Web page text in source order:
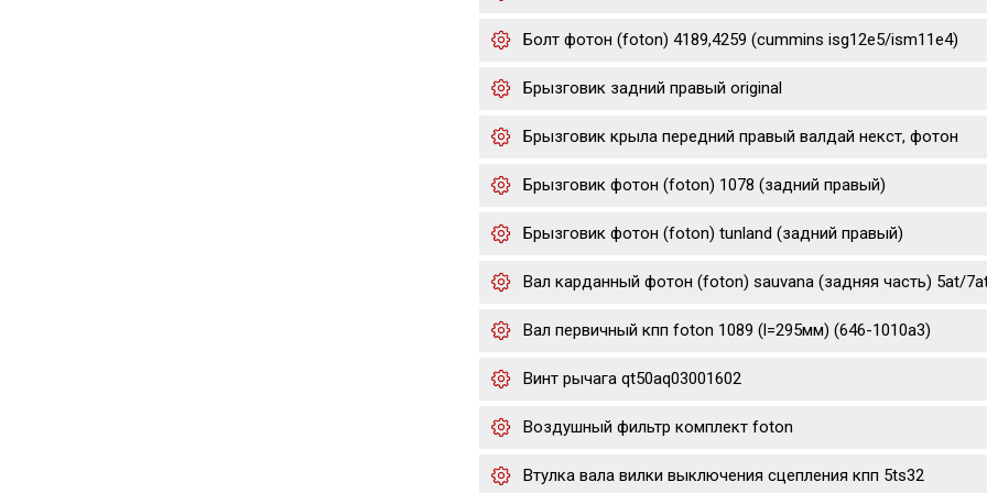
Болт фотон (foton) 4189,4259 (cummins isg12e5/ism11e4)
Брызговик задний правый original
Брызговик крыла передний правый валдай некст, фотон
Брызговик фотон (foton) 1078 (задний правый)
Брызговик фотон (foton) tunland (задний правый)
Вал карданный фотон (foton) sauvana (задняя часть) 5at/
Вал первичный кпп foton 1089 (l=295мм) (646-1010a3)
Винт рычага qt50aq03001602
Воздушный фильтр комплект foton
Втулка вала вилки выключения сцепления кпп 5ts32